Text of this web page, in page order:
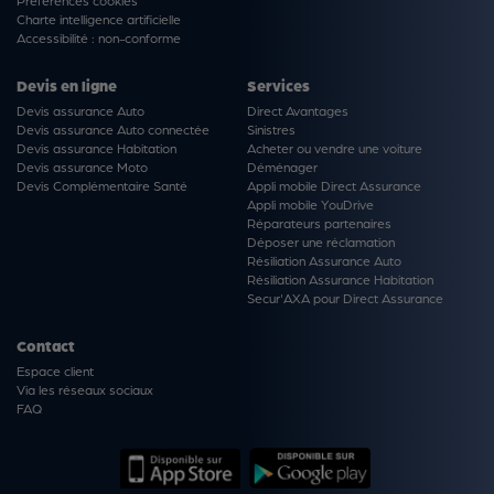
Charte intelligence artificielle
Accessibilité : non-conforme
Devis en ligne
Devis assurance Auto
Devis assurance Auto connectée
Devis assurance Habitation
Devis assurance Moto
Devis Complémentaire Santé
Services
Direct Avantages
Sinistres
Acheter ou vendre une voiture
Déménager
Appli mobile Direct Assurance
Appli mobile YouDrive
Réparateurs partenaires
Déposer une réclamation
Résiliation Assurance Auto
Résiliation Assurance Habitation
Secur'AXA pour Direct Assurance
Contact
Espace client
Via les réseaux sociaux
FAQ